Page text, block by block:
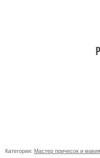
Категории: Мастер причесок и